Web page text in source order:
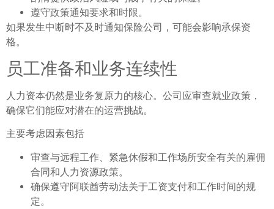
遵守政策通知要求和时限。
如果发生中断时不及时通知保险公司，可能会影响承保资
格。
员工准备和业务连续性
人力资本仍然是业务复原力的核心。公司应审查就业政策，
确保它们能应对潜在的运营挑战。
主要考虑因素包括
审查与远程工作、紧急休假和工作场所安全有关的雇佣
合同和人力资源政策。
确保遵守阿联酋劳动法关于工资支付和工作时间的规
定。